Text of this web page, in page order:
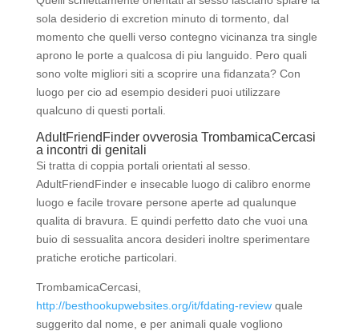
sola desiderio di excretion minuto di tormento, dal
momento che quelli verso contegno vicinanza tra single
aprono le porte a qualcosa di piu languido. Pero quali
sono volte migliori siti a scoprire una fidanzata? Con
luogo per cio ad esempio desideri puoi utilizzare
qualcuno di questi portali.
AdultFriendFinder ovverosia TrombamicaCercasi
a incontri di genitali
Si tratta di coppia portali orientati al sesso.
AdultFriendFinder e insecable luogo di calibro enorme
luogo e facile trovare persone aperte ad qualunque
qualita di bravura. E quindi perfetto dato che vuoi una
buio di sessualita ancora desideri inoltre sperimentare
pratiche erotiche particolari.
TrombamicaCercasi,
http://besthookupwebsites.org/it/fdating-reviewquale
suggerito dal nome, e per animali quale vogliono